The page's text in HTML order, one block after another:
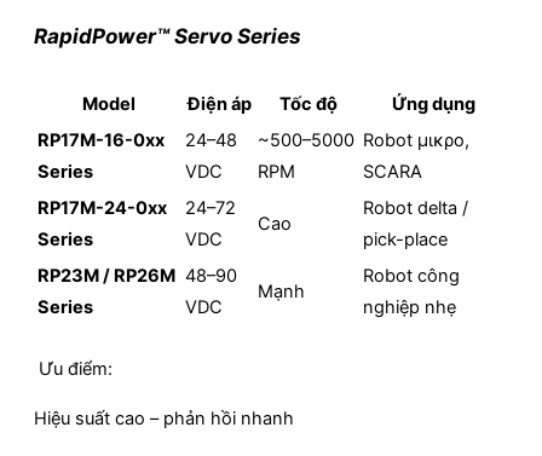
RapidPower™ Servo Series
Model Điện áp Tốc độ
Ứng dụng
RP17M-16-0xx
Series
24–48
VDC
~500–5000
RPM
Robot μικρο,
SCARA
RP17M-24-0xx
Series
24–72
VDC
Cao
Robot delta /
pick-place
RP23M / RP26M
Series
48–90
VDC
Mạnh
Robot công
nghiệp nhẹ
Ưu điểm:
Hiệu suất cao – phản hồi nhanh